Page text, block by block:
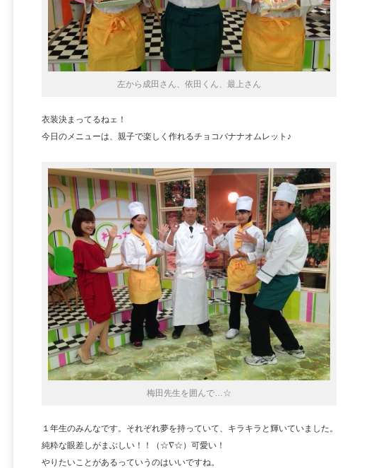
左から成田さん、依田くん、最上さん
衣装決まってるねェ！
今日のメニューは、親子で楽しく作れるチョコバナナオムレット♪
梅田先生を囲んで…☆
１年生のみんなです。それぞれ夢を持っていて、キラキラと輝いていました。
純粋な眼差しがまぶしい！！（☆∇☆）可愛い！
やりたいことがあるっていうのはいいですね。